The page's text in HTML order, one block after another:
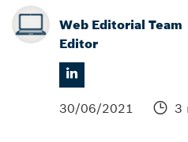
Web Editorial Team
Editor
30/06/2021 3